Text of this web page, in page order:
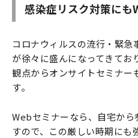
感染症リスク対策にも
コロナウィルスの流行・緊急
が徐々に盛んになってきてお
観点からオンサイトセミナー
す。
Webセミナーなら、自宅か
すので、この厳しい時期にも